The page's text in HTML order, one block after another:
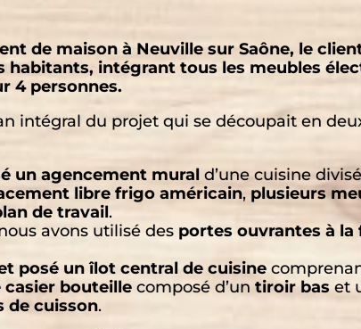
de maison à Neuville sur Saône, le
habitants, intégrant tous les meubles
4 personnes.
intégral du projet qui se découpait en
un agencement murald’une cuisine
libre frigo américain, plusieurs
de travail.
avons utilisé des portes ouvrantes à la
posé un îlot central de cuisine
casier bouteille composé d’untiroir bas et
de cuisson.